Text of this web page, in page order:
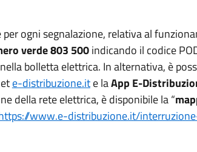
ogni segnalazione, relativa al
verde 803 500indicando il codice
bolletta elettrica. In alternativa, è
e-distribuzione.ite laApp E-
della rete elettrica, è disponibile la “
www.e-distribuzione.it/